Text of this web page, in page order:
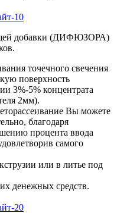
10
добавки (ДИФЮЗОРА)
точечного свечения
поверхность
3%-5% концентрата
2мм).
Вы можете
благодаря
процента ввода
самого
или в литье под
денежных средств.
20